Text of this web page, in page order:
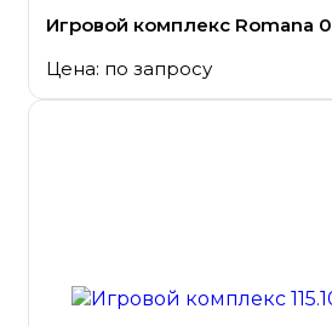
Игровой комплекс Romana
Цена: по запросу